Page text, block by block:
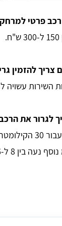
פרטי למרחק של
צריך להזמין
עשויה לנוע בין
את הרכב
הבסיסי יהיה
בין 8 ל-16 ש"ח.